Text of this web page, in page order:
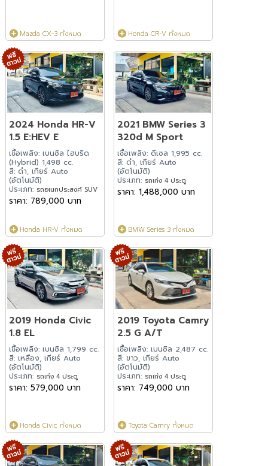
Mazda CX-3 ทั้งหมด Honda CR-V ทั้งหมด
2024 Honda HR-V
1.5 E:HEV E
เชื้อเพลิง: เบนซิล ไฮบริด
(Hybrid) 1,498 cc.
สี: ดำ, เกียร์ Auto
(อัตโนมัติ)
ประเภท: รถอเนกประสงค์ SUV
ราคา: 789,000 บาท
Honda HR-V ทั้งหมด
2021 BMW Series 3
320d M Sport
เชื้อเพลิง: ดีเซล 1,995 cc.
สี: ดำ, เกียร์ Auto
(อัตโนมัติ)
ประเภท: รถเก๋ง 4 ประตู
ราคา: 1,488,000 บาท
BMW Series 3 ทั้งหมด
2019 Honda Civic
1.8 EL
เชื้อเพลิง: เบนซิล 1,799 cc.
สี: เหลือง, เกียร์ Auto
(อัตโนมัติ)
ประเภท: รถเก๋ง 4 ประตู
ราคา: 579,000 บาท
Honda Civic ทั้งหมด
2019 Toyota Camry
2.5 G A/T
เชื้อเพลิง: เบนซิล 2,487 cc.
สี: ขาว, เกียร์ Auto
(อัตโนมัติ)
ประเภท: รถเก๋ง 4 ประตู
ราคา: 749,000 บาท
Toyota Camry ทั้งหมด